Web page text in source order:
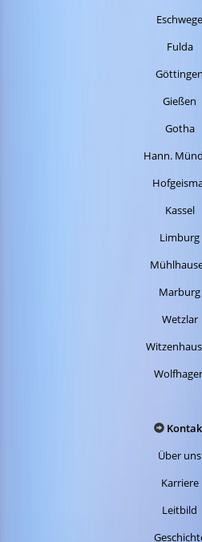
Eschwege
Fulda
Göttingen
Gießen
Gotha
Hann.
Kassel
Limburg
Marburg
Wetzlar
Über uns
Karriere
Leitbild